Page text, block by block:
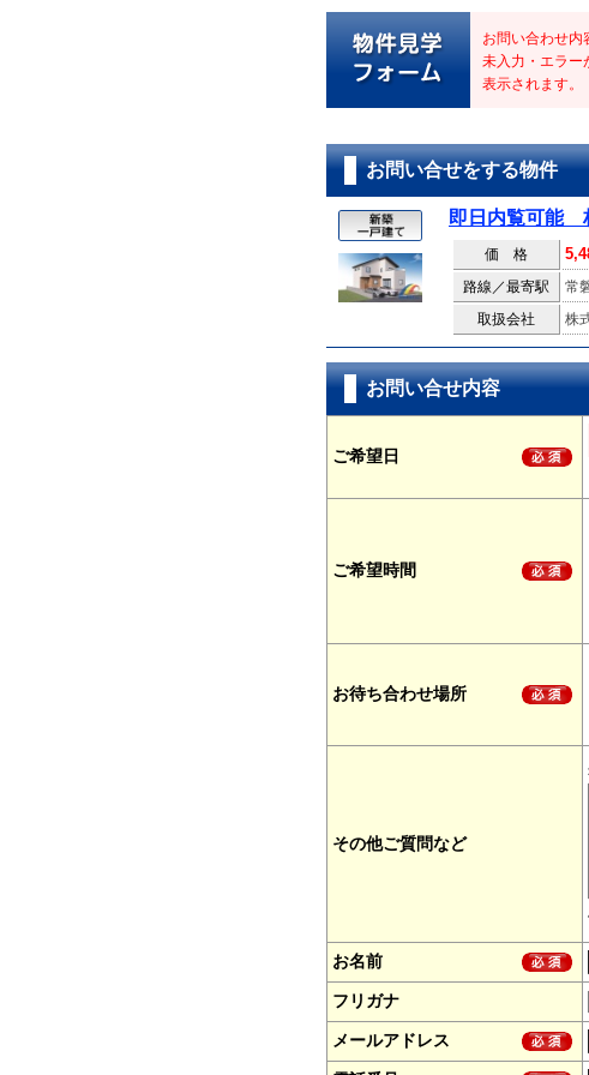
お問い合わせ内
未入力・エラー
表示されます。
お問い合せをする物件
即日内覧可能
価 格
路線／最寄駅
常
取扱会社
株
お問い合せ内容
ご希望日
ご希望時間
お待ち合わせ場所
その他ご質問など
お名前
フリガナ
メールアドレス